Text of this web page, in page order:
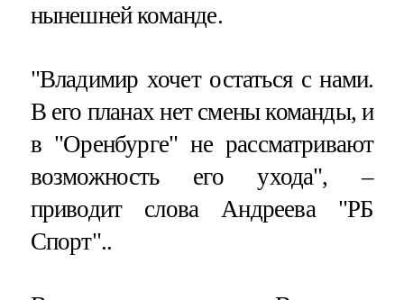
нынешней команде.
"Владимир хочет остаться с нами.
В его планах нет смены команды, и
в "Оренбурге" не рассматривают
возможность его ухода", –
приводит слова Андреева "РБ
Спорт"..